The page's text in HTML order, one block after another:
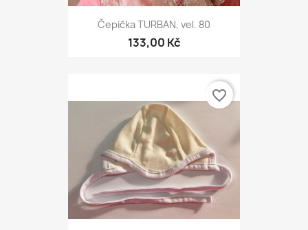
Čepička TURBAN, vel. 80
133,00 Kč
favorite_border